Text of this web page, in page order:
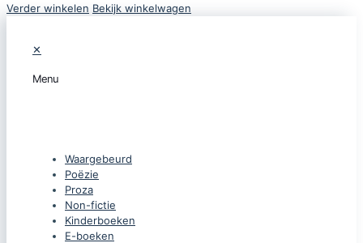
Verder winkelen Bekijk winkelwagen
✕
Menu
Waargebeurd
Poëzie
Proza
Non-fictie
Kinderboeken
E-boeken